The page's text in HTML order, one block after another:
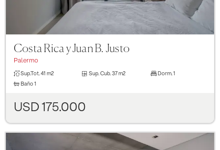
Costa Rica y Juan B. Justo
Palermo
Sup.Tot.41 m2 Sup. Cub. 37 m2 Dorm. 1
Baño 1
USD 175.000